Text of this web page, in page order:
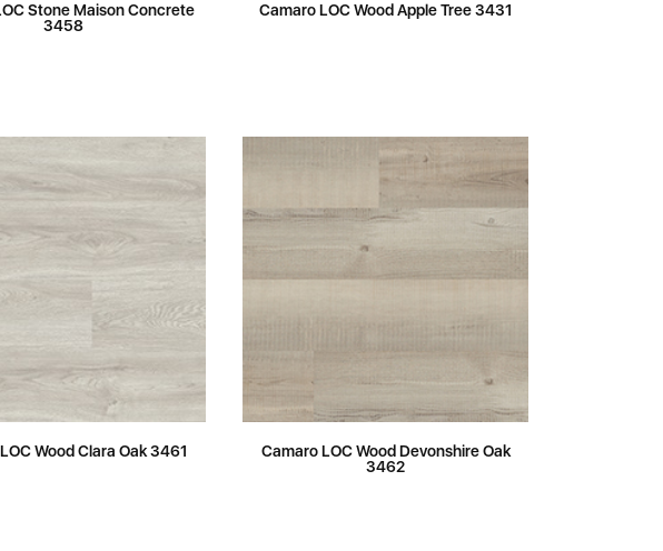
Stone Maison Concrete
3458
Camaro LOC Wood Apple Tree 3431
Wood Clara Oak 3461
Camaro LOC Wood Devonshire Oak
3462